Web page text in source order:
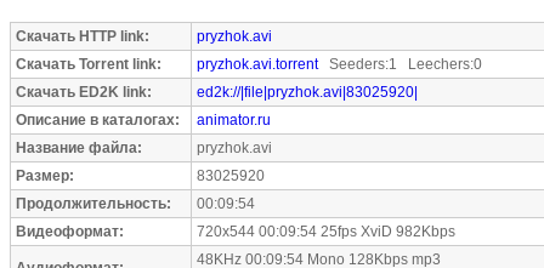
Скачать HTTP link:
pryzhok.avi
Скачать Torrent link:
pryzhok.avi.torrentSeeders:1 Leechers:0
Скачать ED2K link:
ed2k://|file|pryzhok.avi|83025920|
Описание в каталогах:
animator.ru
Название файла:
pryzhok.avi
Размер:
83025920
Продолжительность:
00:09:54
Видеоформат:
720x544 00:09:54 25fps XviD 982Kbps
48KHz 00:09:54 Mono 128Kbps mp3